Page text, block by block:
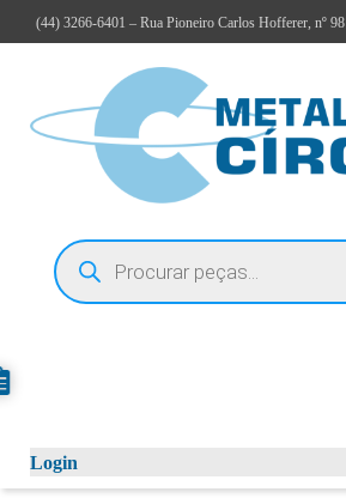
(44) 3266-6401 – Rua Pioneiro Carlos Hofferer, nº 98
Login